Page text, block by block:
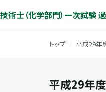
技術士（化学部門）一次試験
トップ 平成29年
平成29年